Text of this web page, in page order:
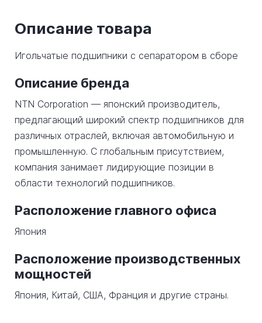
Описание товара
Игольчатые подшипники с сепаратором в сборе
Описание бренда
NTN Corporation — японский производитель,
предлагающий широкий спектр подшипников для
различных отраслей, включая автомобильную и
промышленную. С глобальным присутствием,
компания занимает лидирующие позиции в
области технологий подшипников.
Расположение главного офиса
Япония
Расположение производственных
мощностей
Япония, Китай, США, Франция и другие страны.